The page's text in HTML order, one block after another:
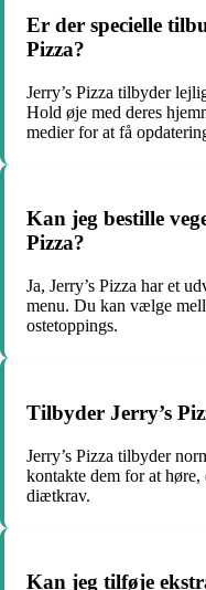
Er der specielle
Pizza?
Jerry’s Pizza tilbyder
Hold øje med deres
medier for at få
Kan jeg bestille
Pizza?
Ja, Jerry’s Pizza har et
menu. Du kan vælge
ostetoppings.
Tilbyder Jerry’s
Jerry’s Pizza tilbyder
kontakte dem for at
diætkrav.
Kan jeg tilføje